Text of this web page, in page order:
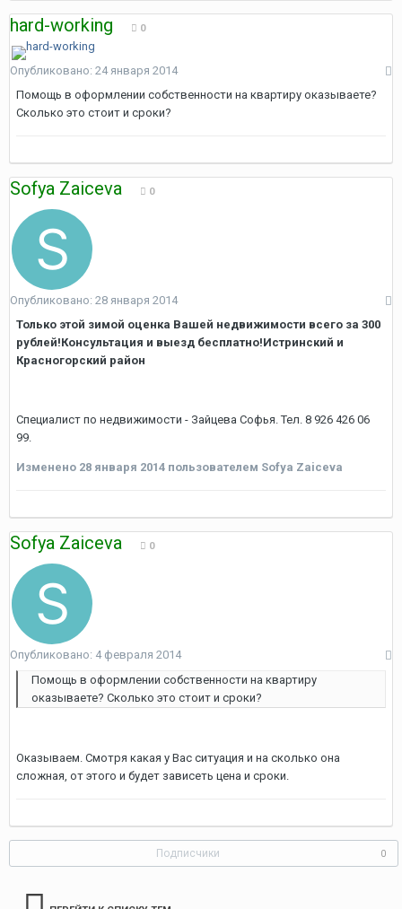
hard-working 0
Опубликовано: 24 января 2014
Помощь в оформлении собственности на квартиру оказываете?
Сколько это стоит и сроки?
Sofya Zaiceva 0
Опубликовано: 28 января 2014
Только этой зимой оценка Вашей недвижимости всего за 300
рублей!Консультация и выезд бесплатно!Истринский и
Красногорский район
Специалист по недвижимости - Зайцева Софья. Тел. 8 926 426 06
99.
Изменено 28 января 2014 пользователем Sofya Zaiceva
Sofya Zaiceva 0
Опубликовано: 4 февраля 2014
Помощь в оформлении собственности на квартиру
оказываете? Сколько это стоит и сроки?
Оказываем. Смотря какая у Вас ситуация и на сколько она
сложная, от этого и будет зависеть цена и сроки.
Подписчики 0